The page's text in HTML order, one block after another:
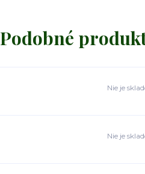
Podobné
Nie je
Nie je